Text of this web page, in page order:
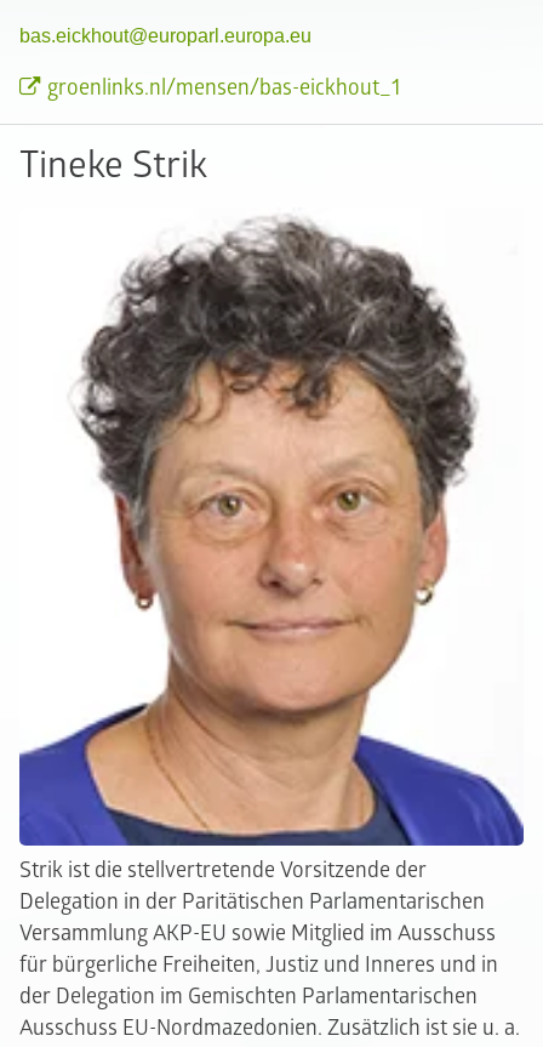
bas.eickhout@europarl.europa.eu
groenlinks.nl/mensen/bas-eickhout_1
Tineke Strik
Strik ist die stellvertretende Vorsitzende der
Delegation in der Paritätischen Parlamentarischen
Versammlung AKP-EU sowie Mitglied im Ausschuss
für bürgerliche Freiheiten, Justiz und Inneres und in
der Delegation im Gemischten Parlamentarischen
Ausschuss EU-Nordmazedonien. Zusätzlich ist sie u. a.